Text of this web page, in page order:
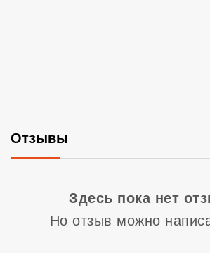
Отзывы
Здесь пока нет
Но отзыв можно